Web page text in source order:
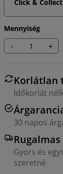
Click & Collect
Mennyiség
- +
Korlátlan
Időkorlát
30 napos
Gyors és
szeretné